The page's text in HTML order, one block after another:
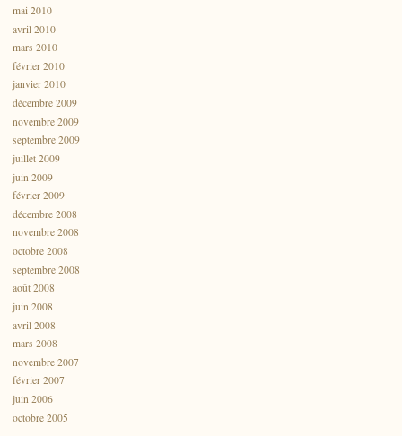
mai 2010
avril 2010
mars 2010
février 2010
janvier 2010
décembre 2009
novembre 2009
septembre 2009
juillet 2009
juin 2009
février 2009
décembre 2008
novembre 2008
octobre 2008
septembre 2008
août 2008
juin 2008
avril 2008
mars 2008
novembre 2007
février 2007
juin 2006
octobre 2005